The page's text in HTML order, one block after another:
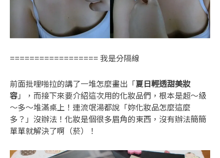
================== 我是分隔線
前面批哩啪拉的講了一堆怎麼畫出「夏日輕透甜美妝
容」，而接下來要介紹這次用的化妝品們，根本是超～級
～多～堆滿桌上！連流氓湯都說「妳化妝品怎麼這麼
多？」沒辦法！化妝是個很多眉角的東西，沒有辦法簡簡
單單就解決了啊（菸）！